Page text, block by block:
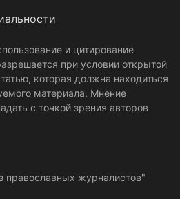
и цитирование
при условии открытой
которая должна находиться
материала. Мнение
с точкой зрения авторов
журналистов"